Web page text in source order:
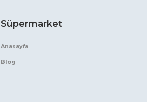
Süpermarket
Anasayfa
Blog